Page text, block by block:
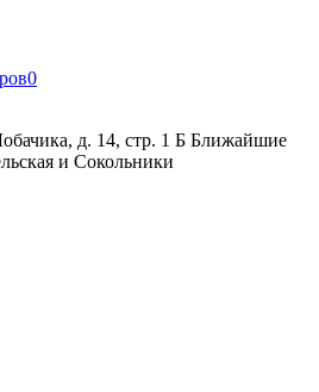
0
д. 14, стр. 1 Б Ближайшие
и Сокольники